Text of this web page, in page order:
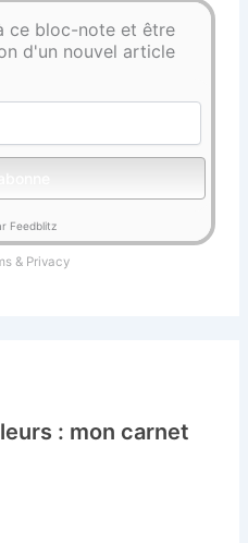
ce bloc-note et être
d'un nouvel article
Feedblitz
& Privacy
: mon carnet